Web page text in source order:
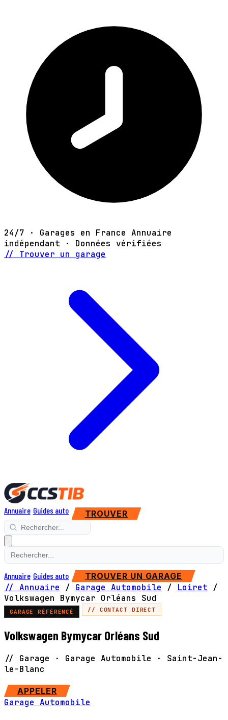
24/7 · Garages en France Annuaire
indépendant · Données vérifiées
// Trouver un garage
Annuaire Guides auto TROUVER
Annuaire Guides auto TROUVER UN GARAGE
// Annuaire / Garage Automobile / Loiret
/
Volkswagen Bymycar Orléans Sud
GARAGE RÉFÉRENCÉ // CONTACT DIRECT
Volkswagen Bymycar Orléans Sud
// Garage · Garage Automobile · Saint-Jean-
le-Blanc
APPELER
Garage Automobile